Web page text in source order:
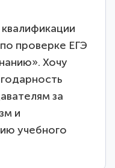
проверке ЕГЭ
Хочу
за
и
учебного